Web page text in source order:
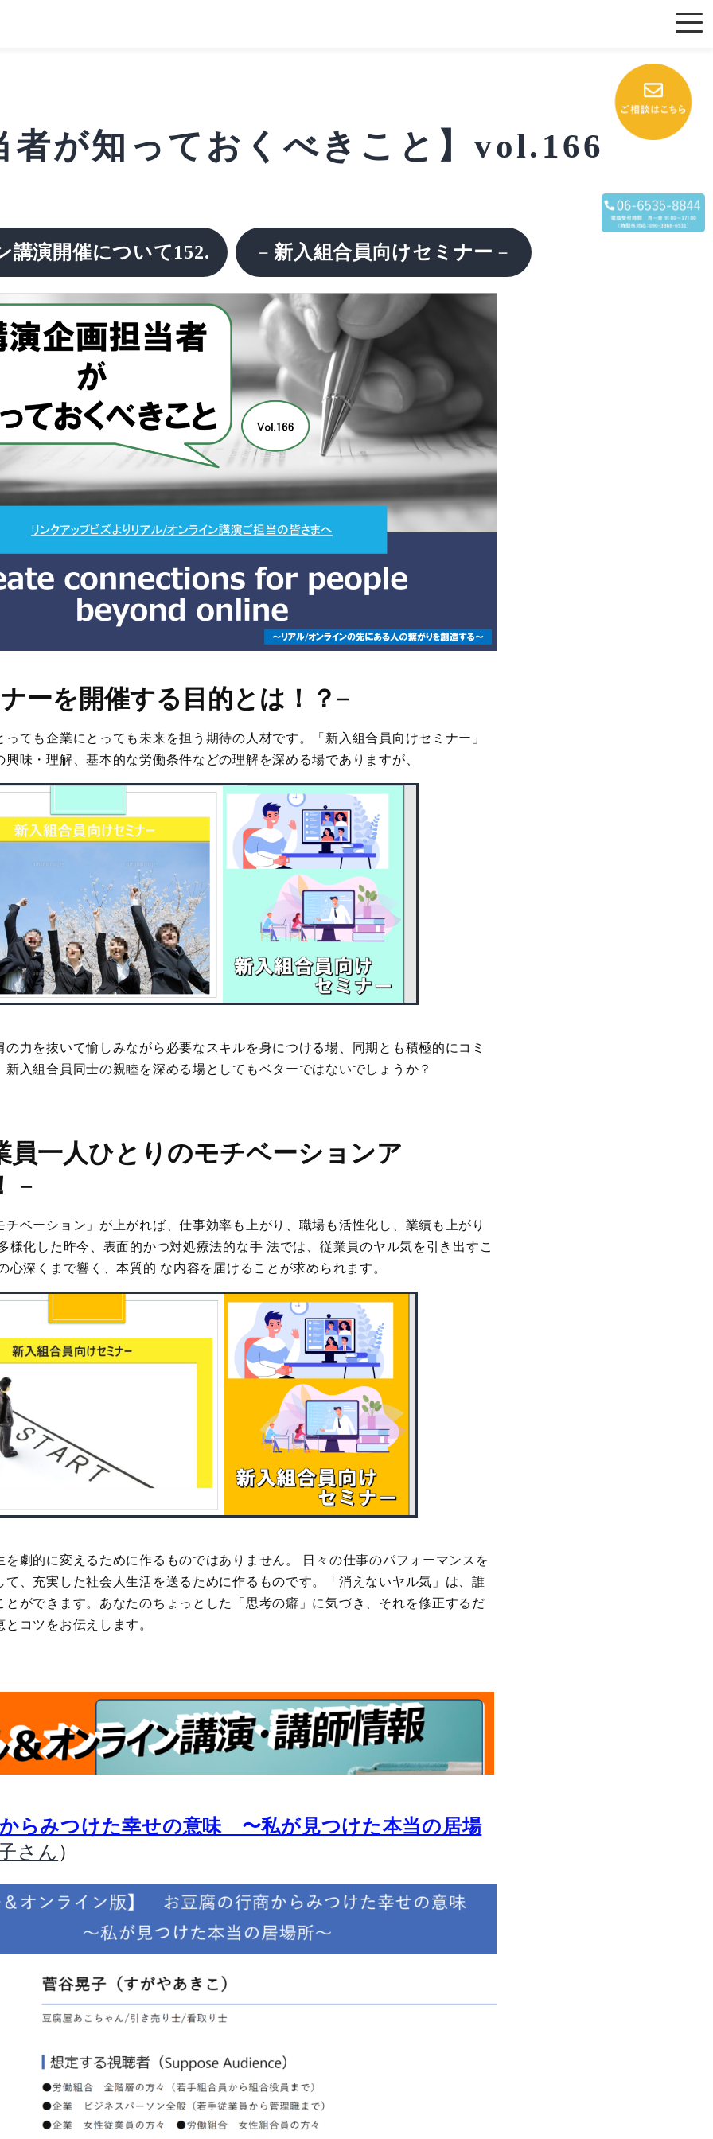
者が知っておくべきこと】vol.166
講演開催について152. － 新入組合員向けセミナー －
ーを開催する目的とは！？–
ても企業にとっても未来を担う期待の人材です。「新入組合員向けセミナー」
味・理解、基本的な労働条件などの理解を深める場でありますが、
力を抜いて愉しみながら必要なスキルを身につける場、同期とも積極的にコミ
入組合員同士の親睦を深める場としてもベターではないでしょうか？
員一人ひとりのモチベーションア
－
ベーション」が上がれば、仕事効率も上がり、職場も活性化し、業績も上がり
様化した昨今、表面的かつ対処療法的な手 法では、従業員のヤル気を引き出すこ
心深くまで響く、本質的 な内容を届けることが求められます。
を劇的に変えるために作るものではありません。 日々の仕事のパフォーマンスを
て、充実した社会人生活を送るために作るものです。「消えないヤル気」は、誰
とができます。あなたのちょっとした「思考の癖」に気づき、それを修正するだ
コツをお伝えします。
らみつけた幸せの意味 〜私が見つけた本当の居場
さん ）